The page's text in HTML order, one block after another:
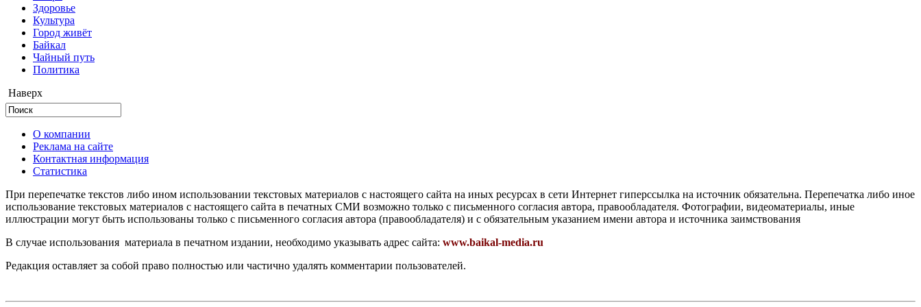
Здоровье
Культура
Город живёт
Байкал
Чайный путь
Политика
Наверх
О компании
Реклама на сайте
Контактная информация
Статистика
При перепечатке текстов либо ином использовании текстовых материалов с настоящего сайта на иных ресурсах в сети Интернет гиперссылка на источник обязательна. Перепечатка либо иное
использование текстовых материалов с настоящего сайта в печатных СМИ возможно только с письменного согласия автора, правообладателя. Фотографии, видеоматериалы, иные
иллюстрации могут быть использованы только с письменного согласия автора (правообладателя) и с обязательным указанием имени автора и источника заимствования
В случае использования материала в печатном издании, необходимо указывать адрес сайта: www.baikal-media.ru
Редакция оставляет за собой право полностью или частично удалять комментарии пользователей.